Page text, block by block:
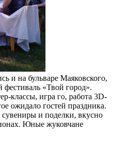
и на бульваре Маяковского,
«Твой город».
классы, игра го, работа 3D-
ожидало гостей праздника.
и поделки, вкусно
Юные жуковчане